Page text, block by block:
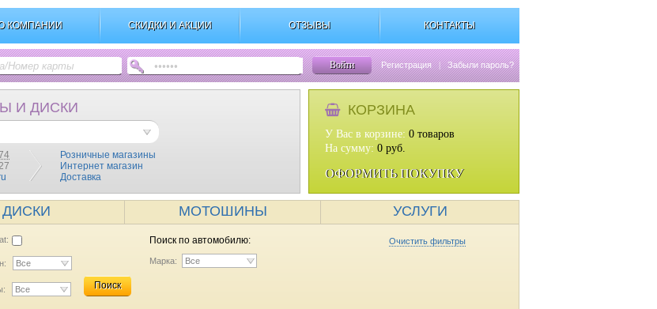
КОМПАНИИ СКИДКИ И АКЦИИ ОТЗЫВЫ КОНТАКТЫ
Войти Регистрация | Забыли пароль?
И ДИСКИ
Розничные магазины
Интернет магазин
Доставка
КОРЗИНА
У Вас в корзине: 0 товаров
На сумму: 0 руб.
ОФОРМИТЬ ПОКУПКУ
ДИСКИ МОТОШИНЫ УСЛУГИ
Все
Все Поиск
Поиск по автомобилю: Очистить фильтры
Марка: Все